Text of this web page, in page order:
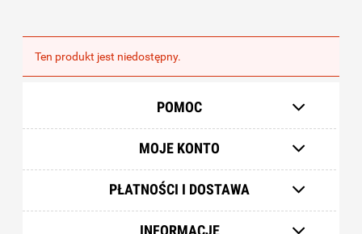
Ten produkt jest niedostępny.
POMOC
MOJE KONTO
PŁATNOŚCI I DOSTAWA
INFORMACJE